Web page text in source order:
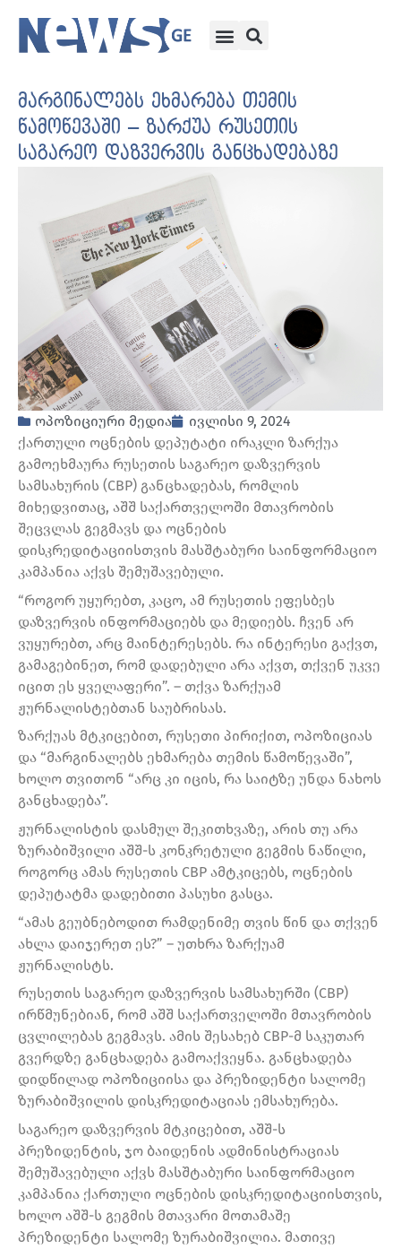
მარგინალებს ეხმარება თემის
წამოწევაში – ზარქუა რუსეთის
საგარეო დაზვერვის განცხადებაზე
ოპოზიციური მედია
ივლისი 9, 2024
ქართული ოცნების დეპუტატი ირაკლი ზარქუა
გამოეხმაურა რუსეთის საგარეო დაზვერვის
სამსახურის (СВР) განცხადებას, რომლის
მიხედვითაც, აშშ საქართველოში მთავრობის
შეცვლას გეგმავს და ოცნების
დისკრედიტაციისთვის მასშტაბური საინფორმაციო
კამპანია აქვს შემუშავებული.
“როგორ უყურებთ, კაცო, ამ რუსეთის ეფესბეს
დაზვერვის ინფორმაციებს და მედიებს. ჩვენ არ
ვუყურებთ, არც მაინტერესებს. რა ინტერესი გაქვთ,
გამაგებინეთ, რომ დადებული არა აქვთ, თქვენ უკვე
იცით ეს ყველაფერი”. – თქვა ზარქუამ
ჟურნალისტებთან საუბრისას.
ზარქუას მტკიცებით, რუსეთი პირიქით, ოპოზიციას
და “მარგინალებს ეხმარება თემის წამოწევაში”,
ხოლო თვითონ “არც კი იცის, რა საიტზე უნდა ნახოს
განცხადება”.
ჟურნალისტის დასმულ შეკითხვაზე, არის თუ არა
ზურაბიშვილი აშშ-ს კონკრეტული გეგმის ნაწილი,
როგორც ამას რუსეთის СВР ამტკიცებს, ოცნების
დეპუტატმა დადებითი პასუხი გასცა.
“ამას გეუბნებოდით რამდენიმე თვის წინ და თქვენ
ახლა დაიჯერეთ ეს?” – უთხრა ზარქუამ
ჟურნალისტს.
რუსეთის საგარეო დაზვერვის სამსახურში (СВР)
ირწმუნებიან, რომ აშშ საქართველოში მთავრობის
ცვლილებას გეგმავს. ამის შესახებ СВР-მ საკუთარ
გვერდზე განცხადება გამოაქვეყნა. განცხადება
დიდწილად ოპოზიციისა და პრეზიდენტი სალომე
ზურაბიშვილის დისკრედიტაციას ემსახურება.
საგარეო დაზვერვის მტკიცებით, აშშ-ს
პრეზიდენტის, ჯო ბაიდენის ადმინისტრაციას
შემუშავებული აქვს მასშტაბური საინფორმაციო
კამპანია ქართული ოცნების დისკრედიტაციისთვის,
ხოლო აშშ-ს გეგმის მთავარი მოთამაშე
პრეზიდენტი სალომე ზურაბიშვილია. მათივე